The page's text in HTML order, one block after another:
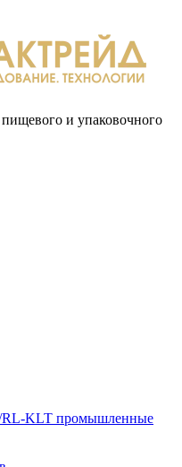
и упаковочного
RL-KLT промышленные